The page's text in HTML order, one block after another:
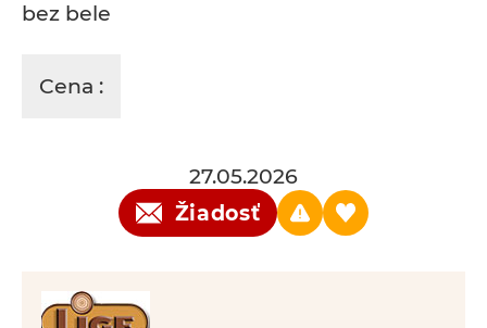
bez bele
Cena :
27.05.2026
Žiadosť